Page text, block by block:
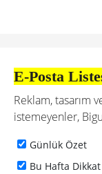
E-Posta
Reklam, tasarım
istemeyenler,
Günlük Özet
Bu Hafta